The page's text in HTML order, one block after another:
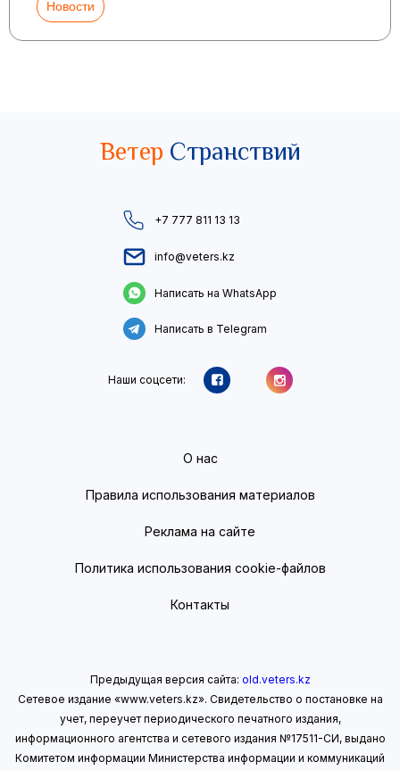
Новости
Ветер Странствий
+7 777 811 13 13
info@veters.kz
Написать на WhatsApp
Написать в Telegram
Наши соцсети:
О нас
Правила использования материалов
Реклама на сайте
Политика использования cookie-файлов
Контакты
Предыдущая версия сайта: old.veters.kz
Сетевое издание «www.veters.kz». Свидетельство о постановке на
учет, переучет периодического печатного издания,
информационного агентства и сетевого издания №17511-СИ, выдано
Комитетом информации Министерства информации и коммуникаций